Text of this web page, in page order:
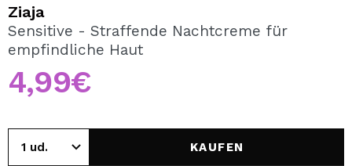
REGISTRIEREN
Durch die Erstellung eines Kontos bei Maquillalia.de
können Sie Ihre Einkäufe schnell tätigen, den Status Ihrer
Bestellungen überprüfen und Ihre bisherigen Vorgänge
einsehen.
BENUTZERKONTO ERSTELLEN
Ziaja
Sensitive - Straffende Nachtcreme für
empfindliche Haut
4,99€
KAUFEN